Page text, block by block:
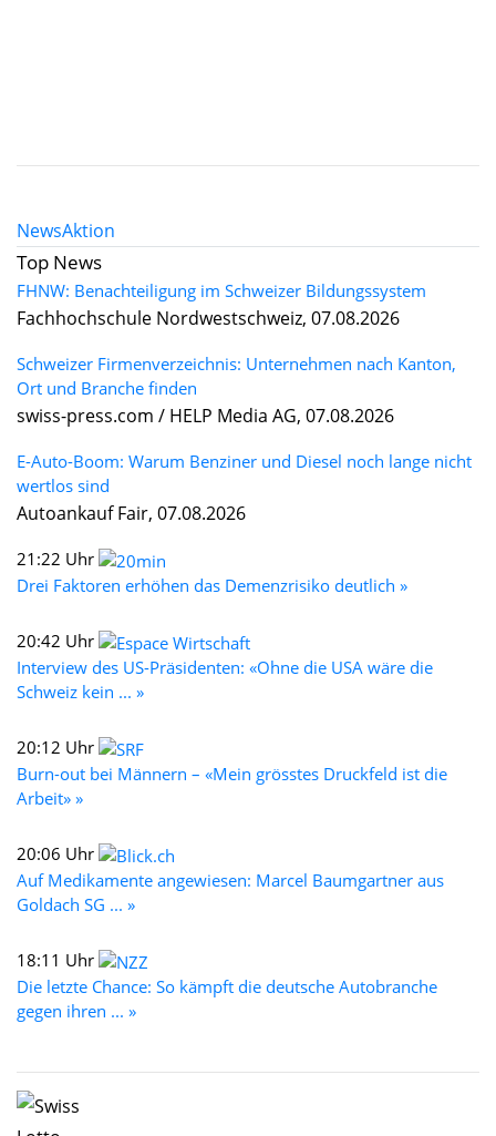
NewsAktion
Top News
FHNW: Benachteiligung im Schweizer Bildungssystem
Fachhochschule Nordwestschweiz, 07.08.2026
Schweizer Firmenverzeichnis: Unternehmen nach Kanton,
Ort und Branche finden
swiss-press.com / HELP Media AG, 07.08.2026
E-Auto-Boom: Warum Benziner und Diesel noch lange nicht
wertlos sind
Autoankauf Fair, 07.08.2026
21:22 Uhr
Drei Faktoren erhöhen das Demenzrisiko deutlich »
20:42 Uhr
Interview des US-Präsidenten: «Ohne die USA wäre die
Schweiz kein ... »
20:12 Uhr
Burn-out bei Männern – «Mein grösstes Druckfeld ist die
Arbeit» »
20:06 Uhr
Auf Medikamente angewiesen: Marcel Baumgartner aus
Goldach SG ... »
18:11 Uhr
Die letzte Chance: So kämpft die deutsche Autobranche
gegen ihren ... »